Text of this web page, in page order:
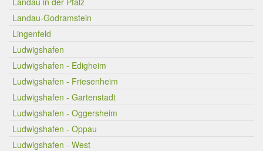
Landau-Godramstein
Lingenfeld
Ludwigshafen
Ludwigshafen - Edigheim
Ludwigshafen - Friesenheim
Ludwigshafen - Gartenstadt
Ludwigshafen - Oggersheim
Ludwigshafen - Oppau
Ludwigshafen - West